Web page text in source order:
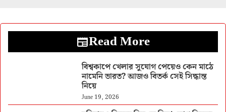
Read More
বিশ্বকাপে খেলার সুযোগ পেয়েও কেন মাঠে
নামেনি ভারত? আজও বিতর্ক সেই সিদ্ধান্ত
নিয়ে
June 19, 2026